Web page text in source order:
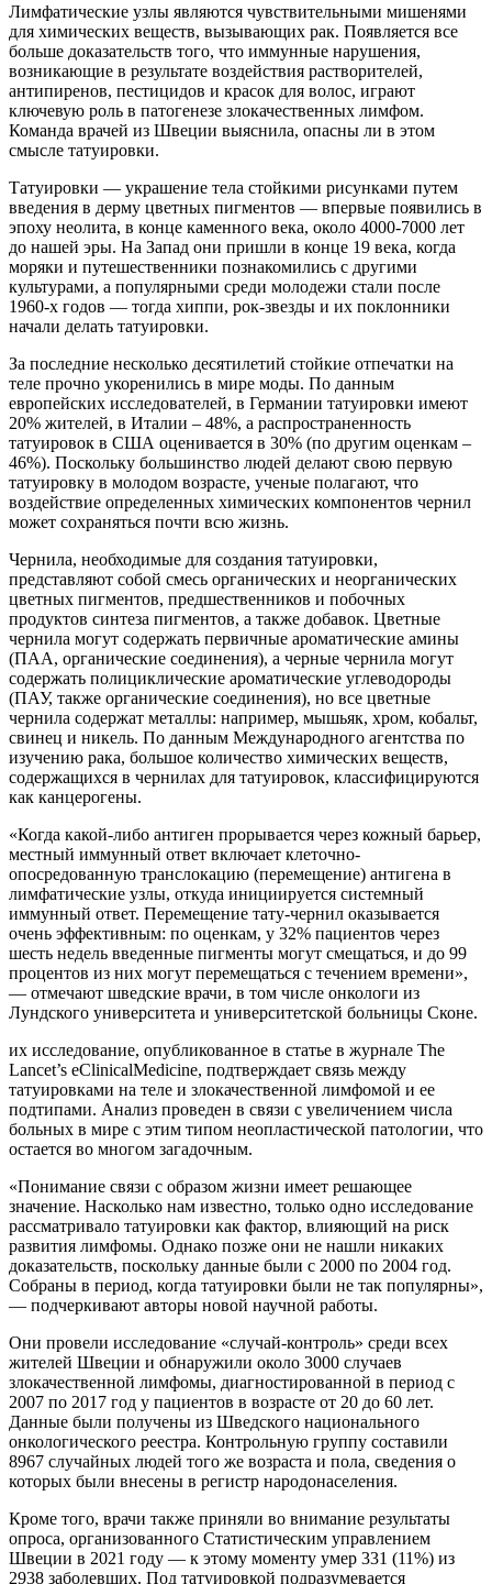
Лимфатические узлы являются чувствительными мишенями
для химических веществ, вызывающих рак. Появляется все
больше доказательств того, что иммунные нарушения,
возникающие в результате воздействия растворителей,
антипиренов, пестицидов и красок для волос, играют
ключевую роль в патогенезе злокачественных лимфом.
Команда врачей из Швеции выяснила, опасны ли в этом
смысле татуировки.
Татуировки — украшение тела стойкими рисунками путем
введения в дерму цветных пигментов — впервые появились в
эпоху неолита, в конце каменного века, около 4000-7000 лет
до нашей эры. На Запад они пришли в конце 19 века, когда
моряки и путешественники познакомились с другими
культурами, а популярными среди молодежи стали после
1960-х годов — тогда хиппи, рок-звезды и их поклонники
начали делать татуировки.
За последние несколько десятилетий стойкие отпечатки на
теле прочно укоренились в мире моды. По данным
европейских исследователей, в Германии татуировки имеют
20% жителей, в Италии – 48%, а распространенность
татуировок в США оценивается в 30% (по другим оценкам –
46%). Поскольку большинство людей делают свою первую
татуировку в молодом возрасте, ученые полагают, что
воздействие определенных химических компонентов чернил
может сохраняться почти всю жизнь.
Чернила, необходимые для создания татуировки,
представляют собой смесь органических и неорганических
цветных пигментов, предшественников и побочных
продуктов синтеза пигментов, а также добавок. Цветные
чернила могут содержать первичные ароматические амины
(ПАА, органические соединения), а черные чернила могут
содержать полициклические ароматические углеводороды
(ПАУ, также органические соединения), но все цветные
чернила содержат металлы: например, мышьяк, хром, кобальт,
свинец и никель. По данным Международного агентства по
изучению рака, большое количество химических веществ,
содержащихся в чернилах для татуировок, классифицируются
как канцерогены.
«Когда какой-либо антиген прорывается через кожный барьер,
местный иммунный ответ включает клеточно-
опосредованную транслокацию (перемещение) антигена в
лимфатические узлы, откуда инициируется системный
иммунный ответ. Перемещение тату-чернил оказывается
очень эффективным: по оценкам, у 32% пациентов через
шесть недель введенные пигменты могут смещаться, и до 99
процентов из них могут перемещаться с течением времени»,
— отмечают шведские врачи, в том числе онкологи из
Лундского университета и университетской больницы Сконе.
их исследование, опубликованное в статье в журнале The
Lancet’s eClinicalMedicine, подтверждает связь между
татуировками на теле и злокачественной лимфомой и ее
подтипами. Анализ проведен в связи с увеличением числа
больных в мире с этим типом неопластической патологии, что
остается во многом загадочным.
«Понимание связи с образом жизни имеет решающее
значение. Насколько нам известно, только одно исследование
рассматривало татуировки как фактор, влияющий на риск
развития лимфомы. Однако позже они не нашли никаких
доказательств, поскольку данные были с 2000 по 2004 год.
Собраны в период, когда татуировки были не так популярны»,
— подчеркивают авторы новой научной работы.
Они провели исследование «случай-контроль» среди всех
жителей Швеции и обнаружили около 3000 случаев
злокачественной лимфомы, диагностированной в период с
2007 по 2017 год у пациентов в возрасте от 20 до 60 лет.
Данные были получены из Шведского национального
онкологического реестра. Контрольную группу составили
8967 случайных людей того же возраста и пола, сведения о
которых были внесены в регистр народонаселения.
Кроме того, врачи также приняли во внимание результаты
опроса, организованного Статистическим управлением
Швеции в 2021 году — к этому моменту умер 331 (11%) из
2938 заболевших. Под татуировкой подразумевается